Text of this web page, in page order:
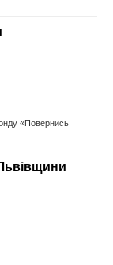
«Повернись